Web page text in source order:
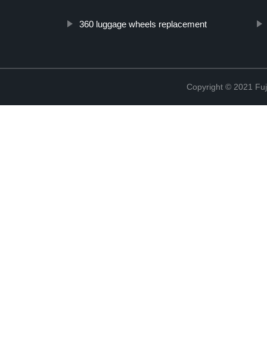
360 luggage wheels replacement
Copyright © 2021